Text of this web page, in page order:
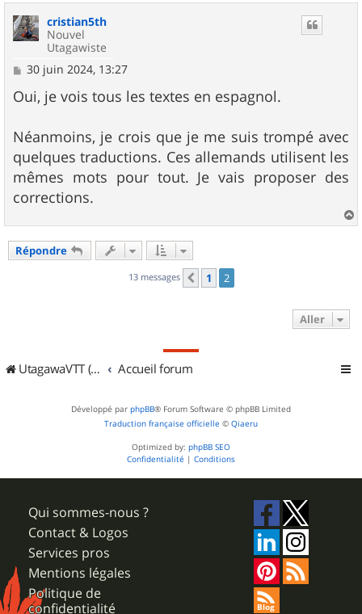
cristian5th
Nouvel
Utagawiste
M
s
s
g
e
30 juin 2024, 13:27
Oui, je vois tous les textes en espagnol.
Néanmoins, je crois que je me suis trompé avec
quelques traductions. Ces allemands utilisent les
mêmes mots pour tout. Je vais proposer des
corrections.
a
Répondre
13 messages Précédent
1 2
Aller
UtagawaVTT (Randos VTT et VTTAE avec traces GPS) Accueil forum
Développé par phpBB® Forum Software © phpBB Limited
Traduction française officielle © Qiaeru
Optimized by: phpBB SEO
Confidentialité | Conditions
Qui sommes-nous ?
Contact & Logos
Services pros
Mentions légales
Politique de
confidentialité